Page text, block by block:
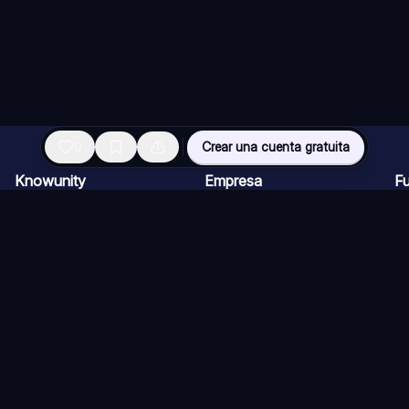
Crear una cuenta gratuita
Knowunity Empresa